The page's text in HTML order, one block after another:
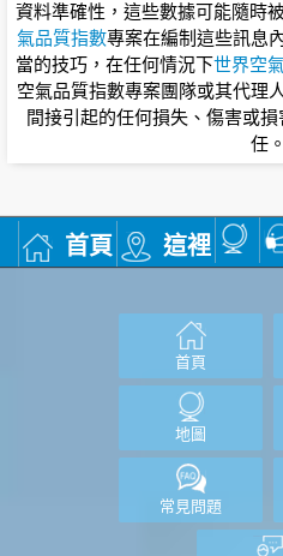
資料準確性，這些數據可能隨時
氣品質指數專案在編制這些訊息
當的技巧，在任何情況下世界空
空氣品質指數專案團隊或其代理
間接引起的任何損失、傷害或
任。
首頁 這裡
首頁
地圖
常見問題